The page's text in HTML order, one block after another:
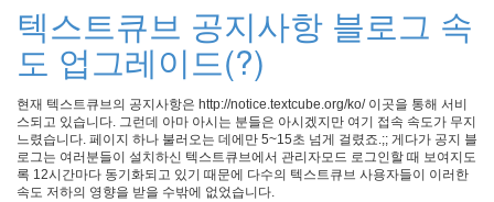
텍스트큐브 공지사항 블로그 속
도 업그레이드(?)
현재 텍스트큐브의 공지사항은 http://notice.textcube.org/ko/ 이곳을 통해 서비
스되고 있습니다. 그런데 아마 아시는 분들은 아시겠지만 여기 접속 속도가 무지
느렸습니다. 페이지 하나 불러오는 데에만 5~15초 넘게 걸렸죠.;; 게다가 공지 블
로그는 여러분들이 설치하신 텍스트큐브에서 관리자모드 로그인할 때 보여지도
록 12시간마다 동기화되고 있기 때문에 다수의 텍스트큐브 사용자들이 이러한
속도 저하의 영향을 받을 수밖에 없었습니다.
멸!
IE7
PHP